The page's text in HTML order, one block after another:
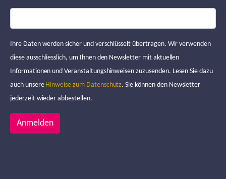
Ihre Daten werden sicher und verschlüsselt übertragen. Wir verwenden
diese ausschliesslich, um Ihnen den Newsletter mit aktuellen
Informationen und Veranstaltungshinweisen zuzusenden. Lesen Sie dazu
auch unsere Hinweise zum Datenschutz. Sie können den Newsletter
jederzeit wieder abbestellen.
Anmelden